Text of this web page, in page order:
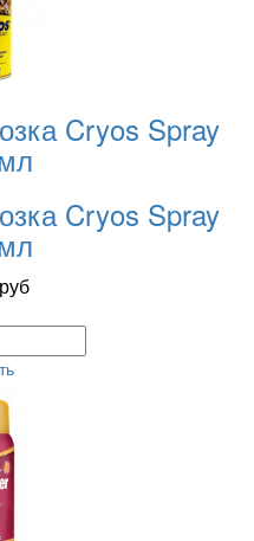
Cryos Spray
Cryos Spray
руб